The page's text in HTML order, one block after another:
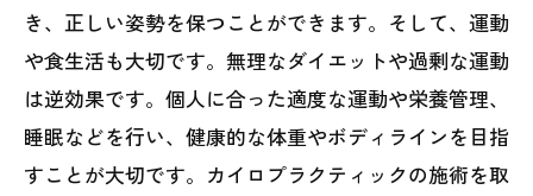
き、正しい姿勢を保つことができます。そして、運動
や食生活も大切です。無理なダイエットや過剰な運動
は逆効果です。個人に合った適度な運動や栄養管理、
睡眠などを行い、健康的な体重やボディラインを目指
すことが大切です。カイロプラクティックの施術を取